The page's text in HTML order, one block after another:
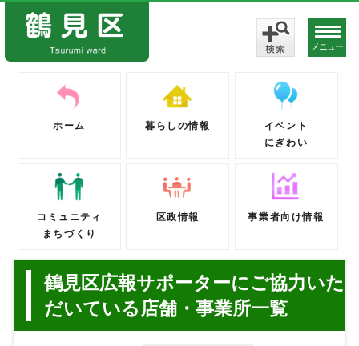
メニュー
ホーム 暮らしの情報
イベント
にぎわい
コミュニティ
まちづくり
区政情報 事業者向け情報
鶴見区広報サポーターにご協力いた
だいている店舗・事業所一覧